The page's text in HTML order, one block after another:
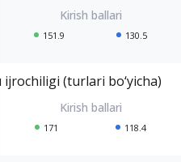
151.9 130.5
(turlari bo‘yicha)
171 118.4